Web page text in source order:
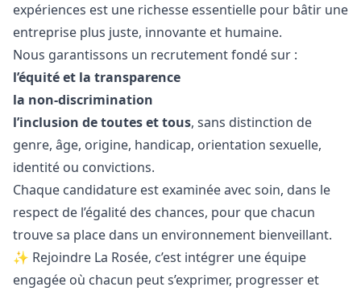
expériences est une richesse essentielle pour bâtir une
entreprise plus juste, innovante et humaine.
Nous garantissons un recrutement fondé sur :
l’équité et la transparence
la non-discrimination
l’inclusion de toutes et tous, sans distinction de
genre, âge, origine, handicap, orientation sexuelle,
identité ou convictions.
Chaque candidature est examinée avec soin, dans le
respect de l’égalité des chances, pour que chacun
trouve sa place dans un environnement bienveillant.
✨ Rejoindre La Rosée, c’est intégrer une équipe
engagée où chacun peut s’exprimer, progresser et